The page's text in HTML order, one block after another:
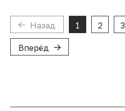
Назад 1 2 3
Вперёд